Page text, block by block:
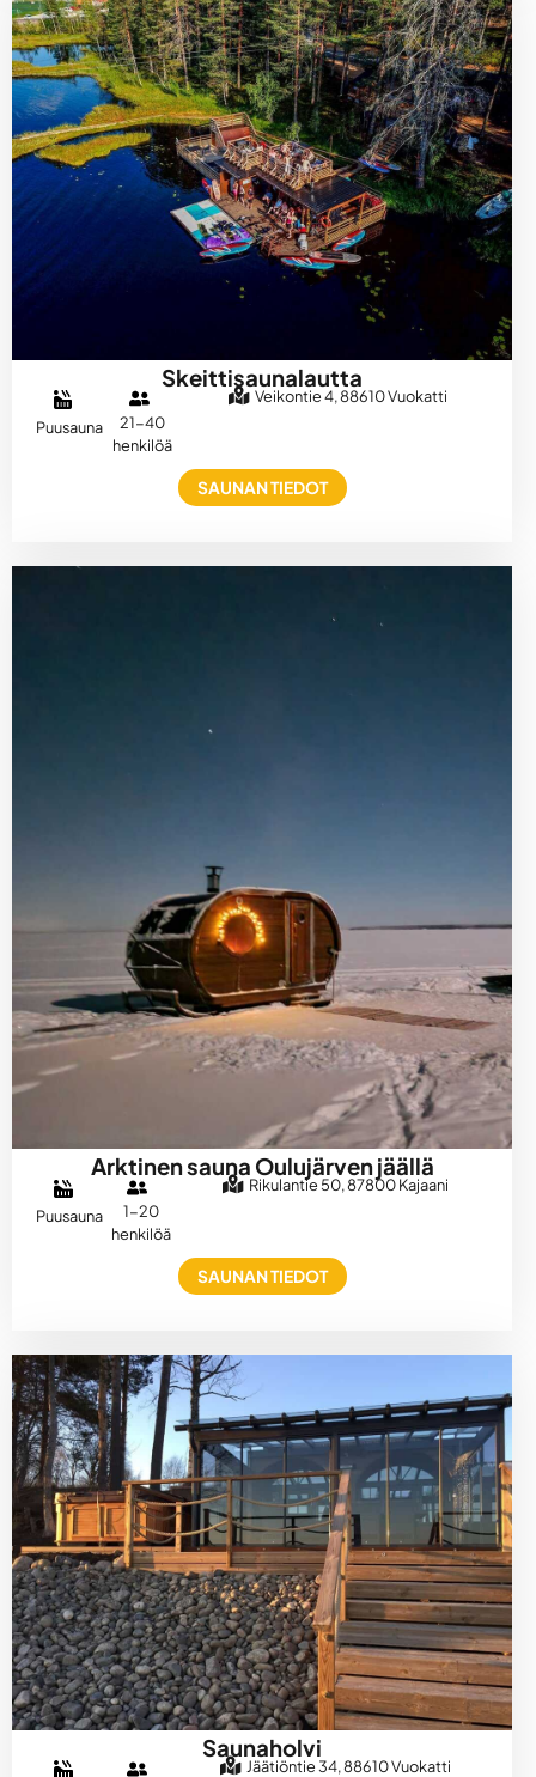
Skeittisaunalautta
Puusauna
21-40
henkilöä
Veikontie 4, 88610 Vuokatti
SAUNAN TIEDOT
Arktinen sauna Oulujärven jäällä
Puusauna
1-20
henkilöä
Rikulantie 50, 87800 Kajaani
SAUNAN TIEDOT
Saunaholvi
Jäätiöntie 34, 88610 Vuokatti